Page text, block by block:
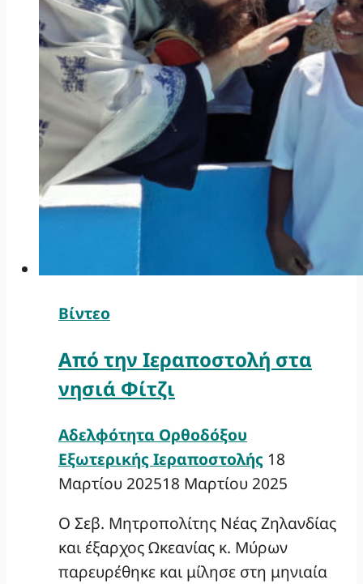
Βίντεο
Από την Ιεραποστολή στα
νησιά Φίτζι
Αδελφότητα Ορθοδόξου
Εξωτερικής Ιεραποστολής 18
Μαρτίου 202518 Μαρτίου 2025
Ο Σεβ. Μητροπολίτης Νέας Ζηλανδίας
και έξαρχος Ωκεανίας κ. Μύρων
παρευρέθηκε και μίλησε στη μηνιαία